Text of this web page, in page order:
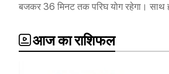
बजकर 36 मिनट तक परिघ योग रहेगा। साथ
आज का राशिफल